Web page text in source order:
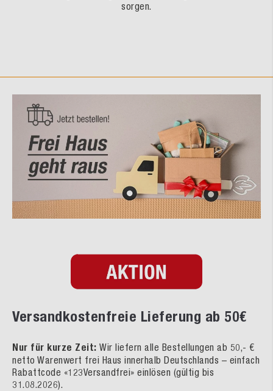
sorgen.
Versandkostenfreie Lieferung ab 50€
Nur für kurze Zeit: Wir liefern alle Bestellungen ab 50,- €
netto Warenwert frei Haus innerhalb Deutschlands – einfach
Rabattcode «123Versandfrei» einlösen (gültig bis
31.08.2026).